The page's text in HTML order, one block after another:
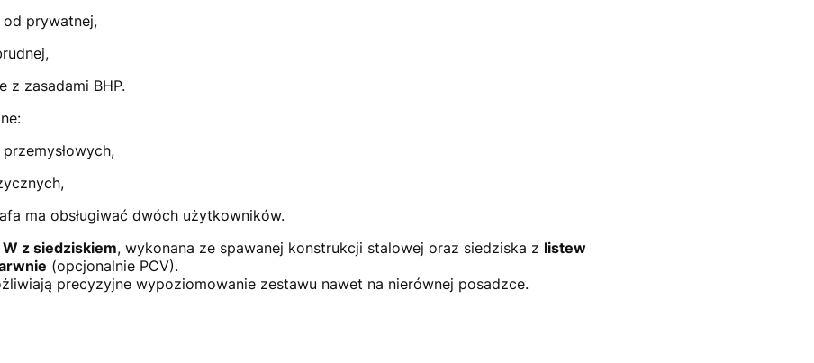
prywatnej,
z zasadami BHP.
ma obsługiwać dwóch użytkowników.
z siedziskiem, wykonana ze spawanej konstrukcji stalowej oraz siedziska z listew
(opcjonalnie PCV).
precyzyjne wypoziomowanie zestawu nawet na nierównej posadzce.